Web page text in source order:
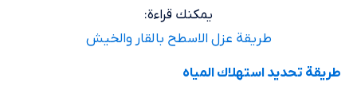
يمكنك قراءة:
طريقة عزل الاسطح بالقار والخيش
طريقة تحديد استهلاك المياه